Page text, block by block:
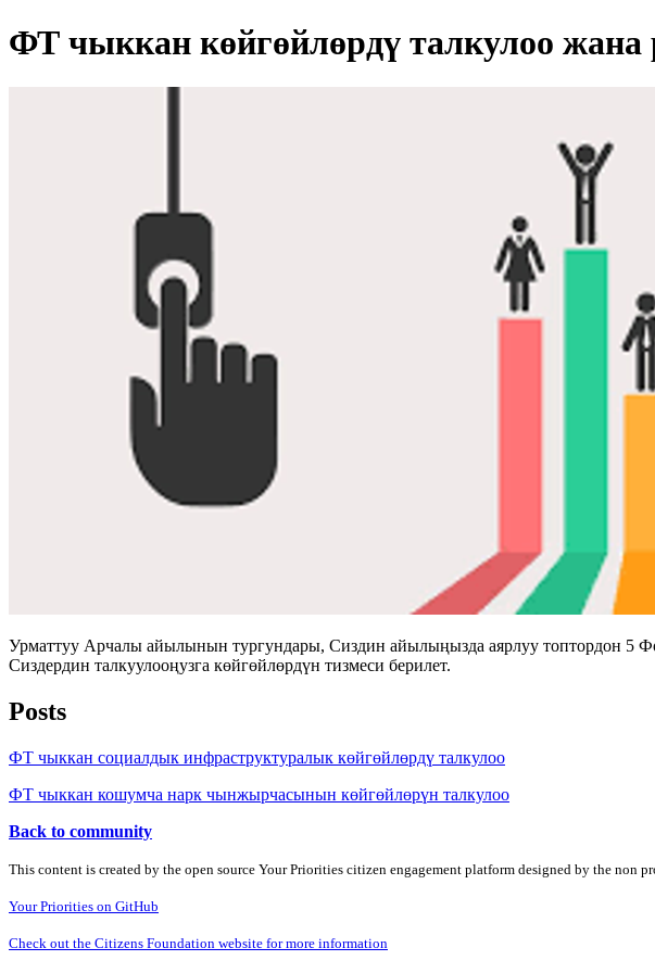
ФТ чыккан көйгөйлөрдү талкулоо жана
Урматтуу Арчалы айылынын тургундары, Сиздин айылыңызда аярлуу топтордон 5
Сиздердин талкуулооңузга көйгөйлөрдүн тизмеси берилет.
Posts
ФТ чыккан социалдык инфраструктуралык көйгөйлөрдү талкулоо
ФТ чыккан кошумча нарк чынжырчасынын көйгөйлөрүн талкулоо
Back to community
This content is created by the open source Your Priorities citizen engagement platform designed by the non
Your Priorities on GitHub
Check out the Citizens Foundation website for more information